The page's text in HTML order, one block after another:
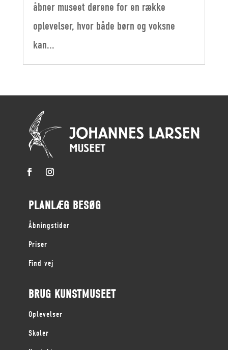
åbner museet dørene for en række
oplevelser, hvor både børn og voksne
kan...
PLANLÆG BESØG
Åbningstider
Priser
Find vej
BRUG KUNSTMUSEET
Oplevelser
Skoler